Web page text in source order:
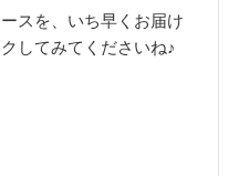
スを、いち早くお届け
してみてくださいね♪